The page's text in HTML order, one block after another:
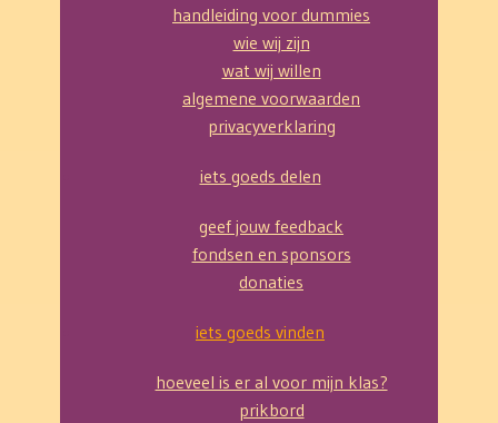
handleiding voor dummies
wie wij zijn
wat wij willen
algemene voorwaarden
privacyverklaring
iets goeds delen
geef jouw feedback
fondsen en sponsors
donaties
iets goeds vinden
hoeveel is er al voor mijn klas?
prikbord